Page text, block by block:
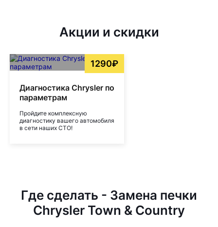
Акции и скидки
1290₽
Диагностика Chrysler по
параметрам
Пройдите комплексную
диагностику вашего автомобиля
в сети наших СТО!
Где сделать - Замена печки
Chrysler Town & Country